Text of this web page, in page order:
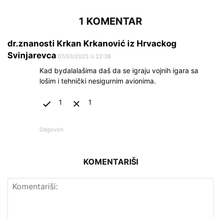
1 KOMENTAR
dr.znanosti Krkan Krkanović iz Hrvackog
Svinjarevca 07/03/2025 U 22:38
Kad bydalalašima daš da se igraju vojnih igara sa
lošim i tehnički nesigurnim avionima.
1 1
Odgovori
KOMENTARIŠI